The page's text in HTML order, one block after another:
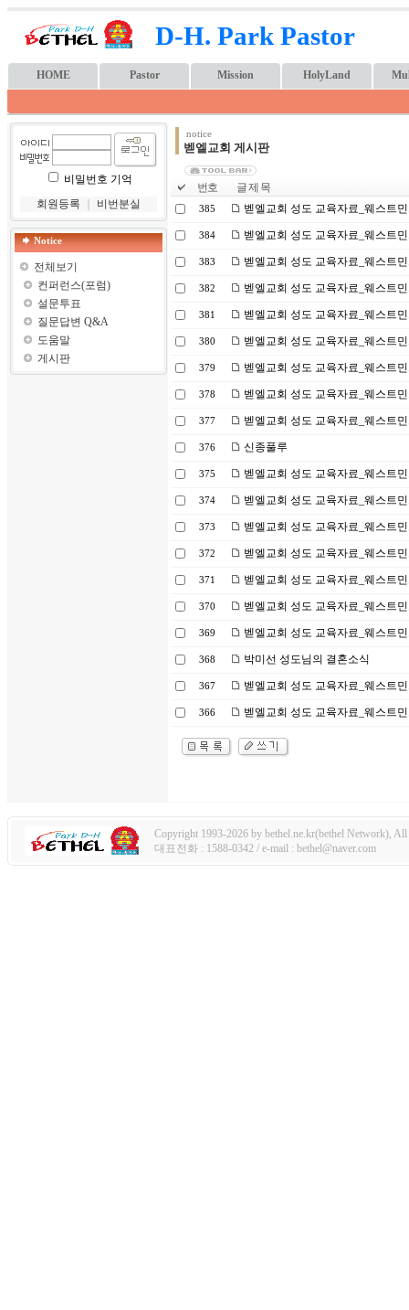
D-H. Park Pastor
HOME Pastor Mission HolyLand
비밀번호 기억
회원등록
비번분실
Notice
전체보기
컨퍼런스(포럼)
설문투표
질문답변 Q&A
도움말
게시판
notice
벧엘교회 게시판
번호 글 제 목
385 벧엘교회 성도 교육자료_웨스트
384 벧엘교회 성도 교육자료_웨스트
383 벧엘교회 성도 교육자료_웨스트
382 벧엘교회 성도 교육자료_웨스트
381 벧엘교회 성도 교육자료_웨스트
380 벧엘교회 성도 교육자료_웨스트
379 벧엘교회 성도 교육자료_웨스트
378 벧엘교회 성도 교육자료_웨스트
377 벧엘교회 성도 교육자료_웨스트
376 신종풀루
375 벧엘교회 성도 교육자료_웨스트
374 벧엘교회 성도 교육자료_웨스트
373 벧엘교회 성도 교육자료_웨스트
372 벧엘교회 성도 교육자료_웨스트
371 벧엘교회 성도 교육자료_웨스트
370 벧엘교회 성도 교육자료_웨스트
369 벧엘교회 성도 교육자료_웨스트
368 박미선 성도님의 결혼소식
367 벧엘교회 성도 교육자료_웨스트
366 벧엘교회 성도 교육자료_웨스트
Copyright 1993-2026 by bethel.ne.kr(bethel Network), All
대표전화 : 1588-0342 / e-mail : bethel@naver.com